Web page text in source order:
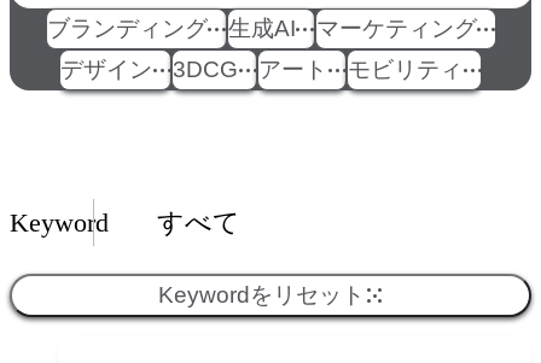
ブランディング 生成AI
マーケティング
デザイン
3DCG アート モビリティ
Insights一覧
Keyword すべて
Keywordをリセット